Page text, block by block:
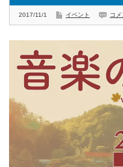
2017/11/1 イベント コメ